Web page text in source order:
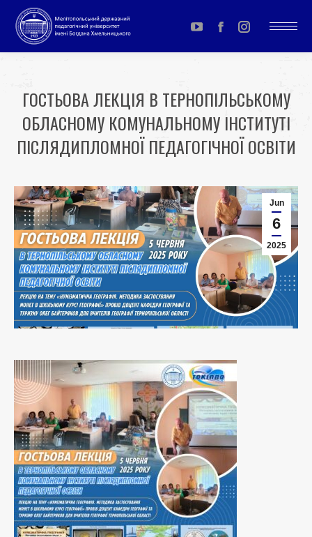
YouTube
page
in
new
window
Facebook
page
in
new
window
Instagram
page
in
new
window
ГОСТЬОВА ЛЕКЦІЯ В ТЕРНОПІЛЬСЬКОМУ
ОБЛАСНОМУ КОМУНАЛЬНОМУ ІНСТИТУТІ
ПІСЛЯДИПЛОМНОЇ ПЕДАГОГІЧНОЇ ОСВІТИ
Jun
6
2025